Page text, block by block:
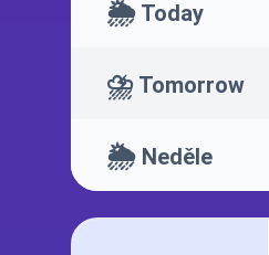
🌦️ Today
⛈️ Tomorrow
🌦️ Neděle